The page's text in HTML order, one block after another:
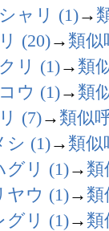
ャリ (1)→
(20)→ 類似
リ (1)→ 類
ウ (1)→ 類
(7)→ 類似
シ (1)→ 類似
グリ (1)→ 類
ヤウ (1)→ 類
グリ (1)→ 類